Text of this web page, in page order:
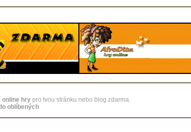
online hry pro tvou stránku nebo blog zdarma.
oblíbených